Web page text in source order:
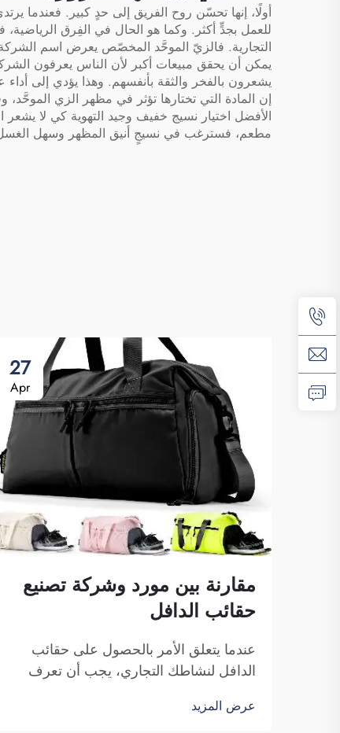
أولًا، إنها تحسّن روح الفريق إلى حدٍ كبير. فعندما
للعمل بجدٍّ أكثر. وكما هو الحال في الفِرق الرياضية،
التجارية. فالزيّ الموحَّد المخصّص يعرض اسم الشركة
يمكن أن يحقق مبيعات أكبر لأن الناس يعرفون
يشعرون بالفخر والثقة بأنفسهم. وهذا يؤدي إلى
إن المادة التي تختارها تؤثر في مظهر الزي
الأفضل اختيار نسيج خفيف وجيد التهوية كي لا يشعر
مطعم، فسترغب في نسيجٍ أنيق المظهر وسهل الغسل.
27
Apr
مقارنة بين مورد وشركة تصنيع
حقائب الدافل
عندما يتعلق الأمر بالحصول على حقائب
الدافل لنشاطك التجاري، يجب أن تعرف
فالموردون هم شركات تبيع السلع، بينما تقوم
عرض المزيد